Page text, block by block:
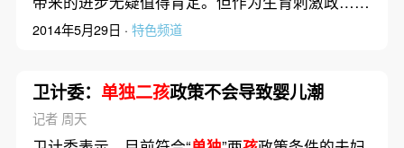
2014年5月29日 · 特色频道
卫计委： 单独二孩政策不会导致婴儿潮
记者 周天